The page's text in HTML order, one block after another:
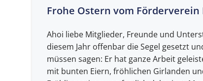
Frohe Ostern vom Förderverein
Ahoi liebe Mitglieder, Freunde und
diesem Jahr offenbar die Segel gesetzt
müssen sagen: Er hat ganze Arbeit
mit bunten Eiern, fröhlichen Girlanden